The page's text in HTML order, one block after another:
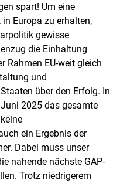
spart! Um eine
Europa zu erhalten,
gewisse
die Einhaltung
Rahmen EU-weit gleich
und
über den Erfolg. In
2025 das gesamte
ein Ergebnis der
Dabei muss unser
nahende nächste GAP-
Trotz niedrigerem